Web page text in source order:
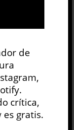
Dos
de
crítica,
gratis.